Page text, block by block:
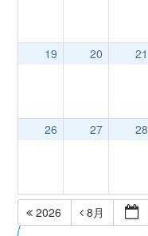
19 20 21
26 27 28
2026 8月